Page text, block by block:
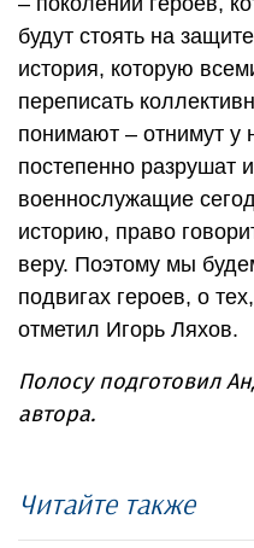
будут стоять на
история, которую
переписать
понимают – отнимут у
постепенно разрушат
военнослужащие
историю, право
веру. Поэтому мы
подвигах героев, о
отметил Игорь Ляхов.
Полосу подготовил
автора.
Читайте также